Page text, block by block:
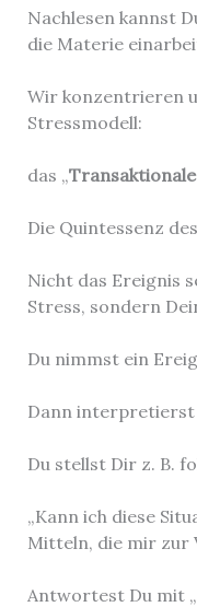
Nachlesen kannst
die Materie
Wir konzentrieren
Stressmodell:
das „
Die Quintessenz
Nicht das Ereignis
Stress, sondern
Du nimmst ein
Dann interpretierst
Du stellst Dir z. B.
„Kann ich diese
Mitteln, die mir zur
Antwortest Du mit